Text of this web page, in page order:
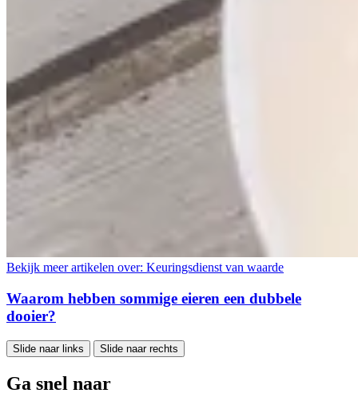
Bekijk meer artikelen over: Keuringsdienst van waarde
Waarom hebben sommige eieren een dubbele
dooier?
Slide naar links Slide naar rechts
Ga snel naar